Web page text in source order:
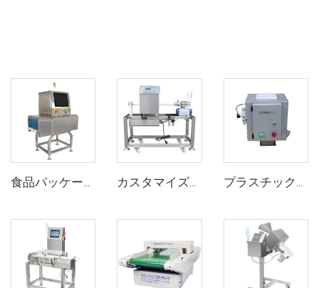
食品パッケージ袋・瓶・ジャー用デジタルX線検査機 カスタマイズ可能なチューブ液体食品用金属検出器ペーストソース用 プラスチック成形射出機用フリーフォール型金属分離機